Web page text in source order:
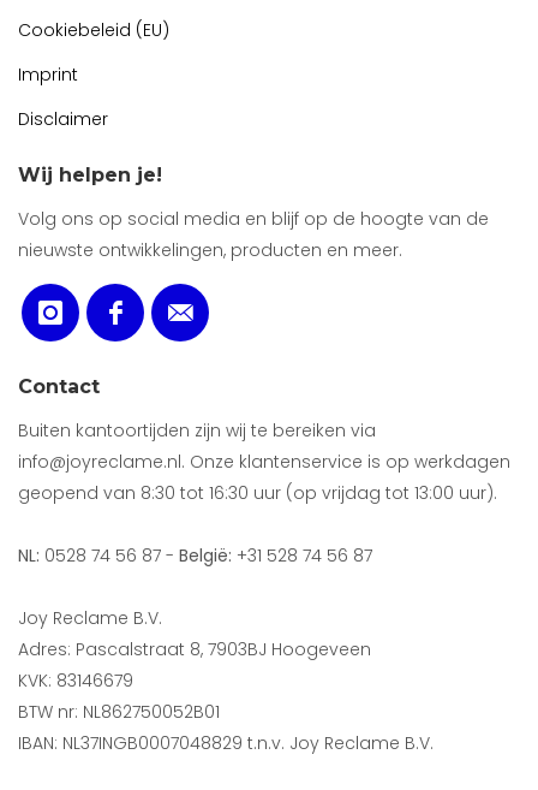
Cookiebeleid (EU)
Imprint
Disclaimer
Wij helpen je!
Volg ons op social media en blijf op de hoogte van de
nieuwste ontwikkelingen, producten en meer.
Contact
Buiten kantoortijden zijn wij te bereiken via
info@joyreclame.nl. Onze klantenservice is op werkdagen
geopend van 8:30 tot 16:30 uur (op vrijdag tot 13:00 uur).
NL: 0528 74 56 87 - België: +31 528 74 56 87
Joy Reclame B.V.
Adres: Pascalstraat 8, 7903BJ Hoogeveen
KVK: 83146679
BTW nr: NL862750052B01
IBAN: NL37INGB0007048829 t.n.v. Joy Reclame B.V.